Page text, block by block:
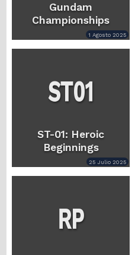
Gundam
Championships
1 Agosto 2025
ST-01: Heroic
Beginnings
25 Julio 2025